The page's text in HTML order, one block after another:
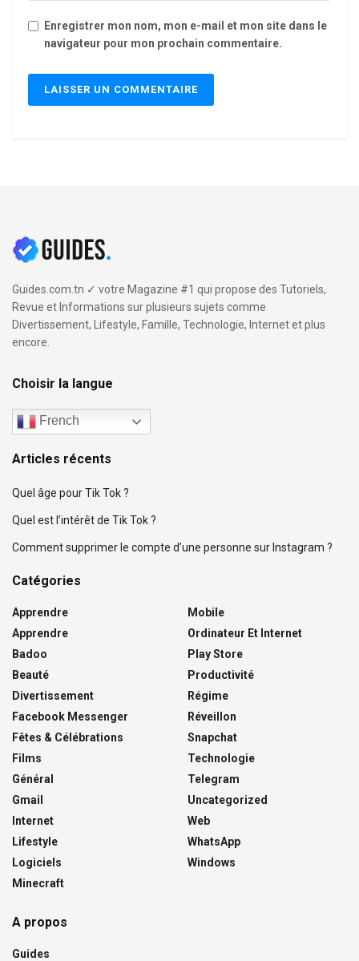
Enregistrer mon nom, mon e-mail et mon site dans le
navigateur pour mon prochain commentaire.
Guides.com.tn ✓ votre Magazine #1 qui propose des Tutoriels,
Revue et Informations sur plusieurs sujets comme
Divertissement, Lifestyle, Famille, Technologie, Internet et plus
encore.
Choisir la langue
French
Articles récents
Quel âge pour Tik Tok ?
Quel est l’intérêt de Tik Tok ?
Comment supprimer le compte d’une personne sur Instagram ?
Catégories
Apprendre
Apprendre
Badoo
Beauté
Divertissement
Facebook Messenger
Fêtes & Célébrations
Films
Général
Gmail
Internet
Lifestyle
Logiciels
Minecraft
Mobile
Ordinateur Et Internet
Play Store
Productivité
Régime
Réveillon
Snapchat
Technologie
Telegram
Uncategorized
Web
WhatsApp
Windows
A propos
Guides